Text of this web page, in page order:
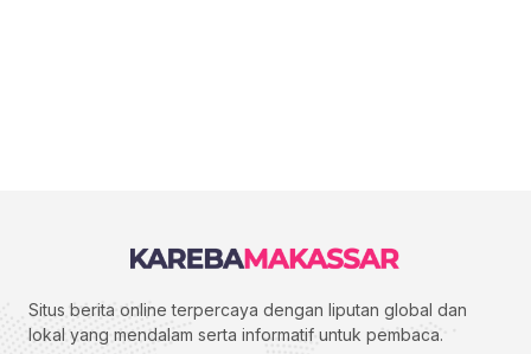
Situs berita online terpercaya dengan liputan global dan
lokal yang mendalam serta informatif untuk pembaca.